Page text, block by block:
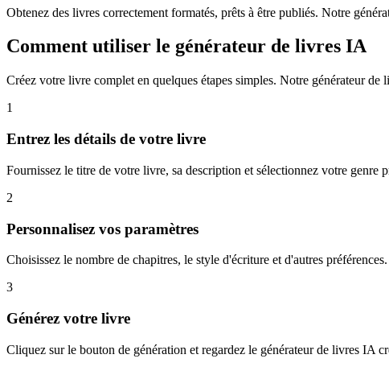
Obtenez des livres correctement formatés, prêts à être publiés. Notre
Comment utiliser le générateur de livres IA
Créez votre livre complet en quelques étapes simples. Notre générateur
1
Entrez les détails de votre livre
Fournissez le titre de votre livre, sa description et sélectionnez votre
2
Personnalisez vos paramètres
Choisissez le nombre de chapitres, le style d'écriture et d'autres
3
Générez votre livre
Cliquez sur le bouton de génération et regardez le générateur de livres IA